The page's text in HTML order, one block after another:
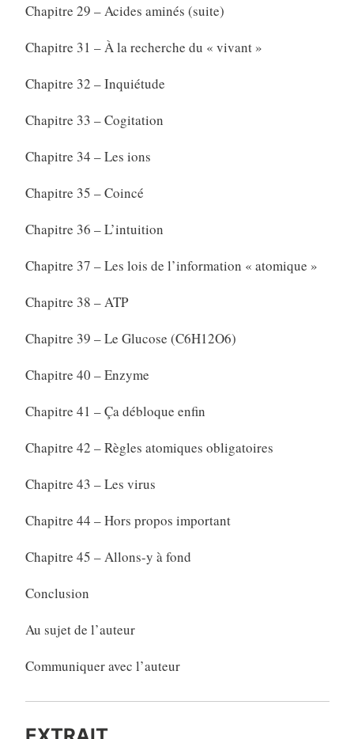
Chapitre 29 – Acides aminés (suite)
Chapitre 31 – À la recherche du « vivant »
Chapitre 32 – Inquiétude
Chapitre 33 – Cogitation
Chapitre 34 – Les ions
Chapitre 35 – Coincé
Chapitre 36 – L’intuition
Chapitre 37 – Les lois de l’information « atomique »
Chapitre 38 – ATP
Chapitre 39 – Le Glucose (C6H12O6)
Chapitre 40 – Enzyme
Chapitre 41 – Ça débloque enfin
Chapitre 42 – Règles atomiques obligatoires
Chapitre 43 – Les virus
Chapitre 44 – Hors propos important
Chapitre 45 – Allons-y à fond
Conclusion
Au sujet de l’auteur
Communiquer avec l’auteur